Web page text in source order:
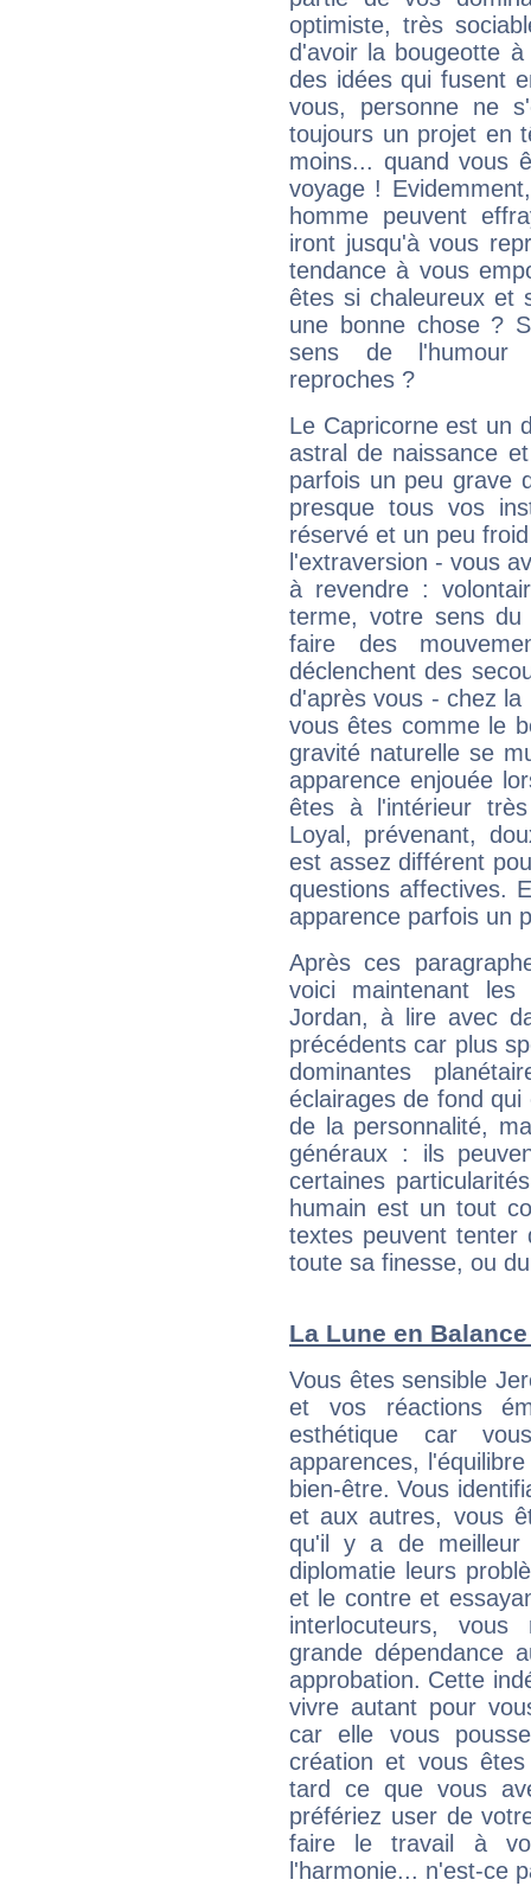
optimiste, très
d'avoir la bougeotte
des idées qui fusent
vous, personne ne
toujours un projet en
moins... quand vous
voyage !
homme peuvent
iront jusqu'à vous
tendance à vous
êtes si chaleureux et
une bonne chose ?
sens de l'humour
reproches ?
Le Capricorne est un
astral de naissance
parfois un peu grave
presque tous vos
réservé et un peu
l'extraversion - vous
à revendre :
terme, votre sens
faire des
déclenchent des
d'après vous - chez
vous êtes comme le
gravité naturelle se
apparence enjouée
êtes à l'intérieur
Loyal, prévenant,
est assez différent
questions affectives.
apparence parfois un
Après ces
voici maintenant
Jordan, à lire avec
précédents car plus
dominantes
éclairages de fond
de la personnalité,
généraux : ils
certaines
humain est un tout
textes peuvent tenter
toute sa finesse, ou
La Lune en
Vous êtes sensible
et vos réactions
esthétique car
apparences,
bien-être. Vous
et aux autres, vous
qu'il y a de
diplomatie leurs
et le contre et
interlocuteurs,
grande dépendance
approbation. Cette
vivre autant pour
car elle vous
création et vous
tard ce que vous
préfériez user de
faire le travail à
l'harmonie... n'est-ce